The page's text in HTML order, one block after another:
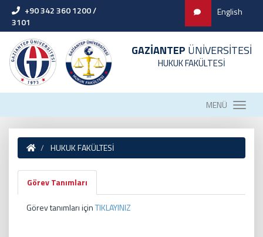
+90 342 360 1200 /
3101
English
GAZİANTEP ÜNİVERSİTESİ
HUKUK FAKÜLTESİ
MENÜ
HUKUK FAKÜLTESİ
Görev Tanımları
Görev tanımları içinTIKLAYINIZ